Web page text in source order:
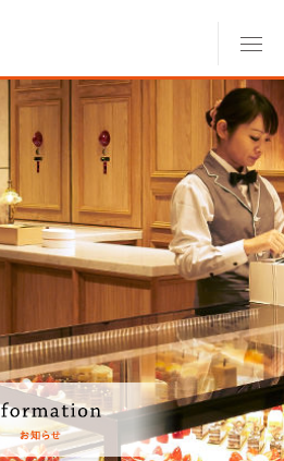
ーザについて
ーダー
ンライン ショップ